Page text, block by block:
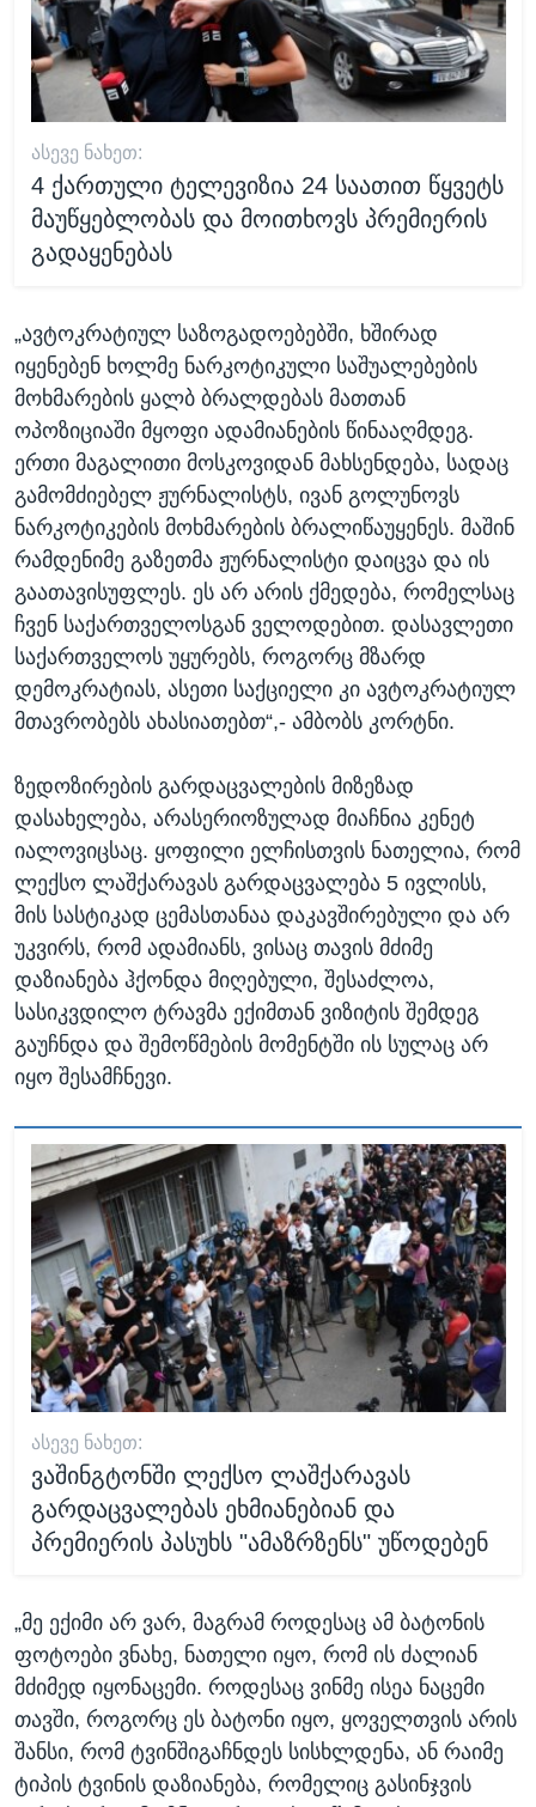
ᲐᲡᲔᲕᲔ ᲜᲐᲮᲔᲗ:
4 ქართული ტელევიზია 24 საათით წყვეტს
მაუწყებლობას და მოითხოვს პრემიერის
გადაყენებას
„ავტოკრატიულ საზოგადოებებში, ხშირად
იყენებენ ხოლმე ნარკოტიკული საშუალებების
მოხმარების ყალბ ბრალდებას მათთან
ოპოზიციაში მყოფი ადამიანების წინააღმდეგ.
ერთი მაგალითი მოსკოვიდან მახსენდება, სადაც
გამომძიებელ ჟურნალისტს, ივან გოლუნოვს
ნარკოტიკების მოხმარების ბრალიწაუყენეს. მაშინ
რამდენიმე გაზეთმა ჟურნალისტი დაიცვა და ის
გაათავისუფლეს. ეს არ არის ქმედება, რომელსაც
ჩვენ საქართველოსგან ველოდებით. დასავლეთი
საქართველოს უყურებს, როგორც მზარდ
დემოკრატიას, ასეთი საქციელი კი ავტოკრატიულ
მთავრობებს ახასიათებთ“,- ამბობს კორტნი.
ზედოზირების გარდაცვალების მიზეზად
დასახელება, არასერიოზულად მიაჩნია კენეტ
იალოვიცსაც. ყოფილი ელჩისთვის ნათელია, რომ
ლექსო ლაშქარავას გარდაცვალება 5 ივლისს,
მის სასტიკად ცემასთანაა დაკავშირებული და არ
უკვირს, რომ ადამიანს, ვისაც თავის მძიმე
დაზიანება ჰქონდა მიღებული, შესაძლოა,
სასიკვდილო ტრავმა ექიმთან ვიზიტის შემდეგ
გაუჩნდა და შემოწმების მომენტში ის სულაც არ
იყო შესამჩნევი.
ᲐᲡᲔᲕᲔ ᲜᲐᲮᲔᲗ:
ვაშინგტონში ლექსო ლაშქარავას
გარდაცვალებას ეხმიანებიან და
პრემიერის პასუხს "ამაზრზენს" უწოდებენ
„მე ექიმი არ ვარ, მაგრამ როდესაც ამ ბატონის
ფოტოები ვნახე, ნათელი იყო, რომ ის ძალიან
მძიმედ იყონაცემი. როდესაც ვინმე ისეა ნაცემი
თავში, როგორც ეს ბატონი იყო, ყოველთვის არის
შანსი, რომ ტვინშიგაჩნდეს სისხლდენა, ან რაიმე
ტიპის ტვინის დაზიანება, რომელიც გასინჯვის